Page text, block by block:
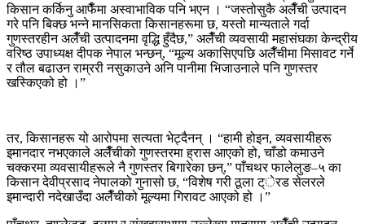
किसान कर्किनु आफैँमा अस्वाभाविक पनि भएन । “जस्तोसुकै अलैँची उत्पादन
गरे पनि बिक्छ भन्ने मानसिकता किसानहरूमा छ, यस्तो मान्यताले गर्दा
गुणस्तरहीन अलैँची उत्पादनमा वृद्धि हुँदैछ,” अलैँची व्यवसायी महासंघका केन्द्रीय
वरिष्ठ उपाध्यक्ष दीपक नेपाल भन्छन्, “मूल्य अकासिएपछि अलैँचीमा मिसावट गर्ने
र तौल बढाउन राम्ररी नसुकाउने अनि पानीमा भिजाउनाले पनि गुणस्तर
खस्किएको हो ।”
तर, किसानहरू यो आरोपमा सत्यता भेट्दैनन् । “हामी होइन, व्यवसायीहरू
इमानदार नभएकाले अलैँचीको गुणस्तरमा ह्रास आएको हो, चाँडो कमाउने
चक्करमा व्यवसायीहरूले नै गुणस्तर बिगारेका छन्,” पाँचथर फालेलुङ–५ का
किसान देवीप्रसाद नेपालको गुनासो छ, “विशेष गरी ठूला ट्ेरड सेलरले
इमान्दारी नदेखाउँदा अलैँचीको मूल्यमा गिरावट आएको हो ।”